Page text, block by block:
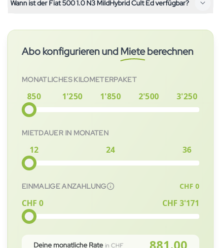
losfahren.
keine Anzahlung und alle Kosten wie Versicherung, Wartung
Gegensatz zum Leasing oder Kauf trägst du kein
Aktuell bieten wir keinen Kindersitz-Verleih an. Wir empfehlen
auf dein Kind abgestimmt sein sollte.
Wann ist der Fiat 500 1.0 N3 MildHybrid Cult Ed verfügbar?
Der Fiat 500 1.0 N3 MildHybrid Cult Ed ist aktuell verfügbar
wird das Fahrzeug schnellstmöglich für dich bereitgestellt.
Abo konfigurieren undMieteberechnen
MONATLICHES KILOMETERPAKET
850 1'250 1'850 2'500 3'250
MIETDAUER IN MONATEN
12 24 36
EINMALIGE ANZAHLUNG CHF 0
CHF 0 CHF 3'171
Deine monatliche Rate in CHF